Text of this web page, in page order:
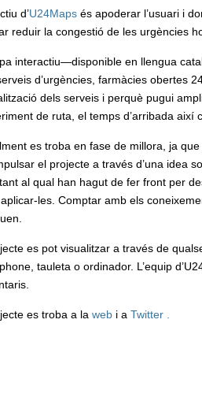
d’U24Maps és apoderar l’usuari i
reduir la congestió de les urgències
interactiu—disponible en llengua
d’urgències, farmàcies obertes
dels serveis i perquè pugui
de ruta, el temps d’arribada així
es troba en fase de millora, ja
el projecte a través d’una idea
al qual han hagut de fer front per
les. Comptar amb els
es pot visualitzar a través de
tauleta o ordinador. L’equip
es troba a la web i a Twitter ​​​​​​.​